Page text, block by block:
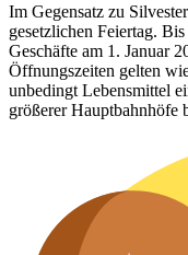
Im Gegensatz zu
gesetzlichen Feiertag.
Geschäfte am 1. Januar
Öffnungszeiten gelten
unbedingt Lebensmittel
größerer Hauptbahnhöfe